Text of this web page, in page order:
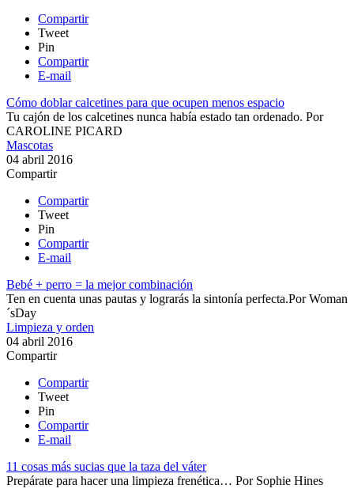
Compartir
Tweet
Pin
Compartir
E-mail
Cómo doblar calcetines para que ocupen menos espacio
Tu cajón de los calcetines nunca había estado tan ordenado​. Por
CAROLINE PICARD
Mascotas
04 abril 2016
Compartir
Compartir
Tweet
Pin
Compartir
E-mail
Bebé + perro = la mejor combinación
​​Ten en cuenta unas pautas y lograrás la sintonía perfecta.​PorWoman
´sDay
Limpieza y orden
04 abril 2016
Compartir
Compartir
Tweet
Pin
Compartir
E-mail
11 cosas más sucias que la taza del váter
Prepárate para hacer una limpieza frenética… Por Sophie Hines